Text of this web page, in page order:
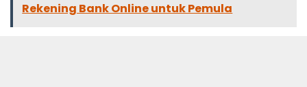
Rekening Bank Online untuk Pemula